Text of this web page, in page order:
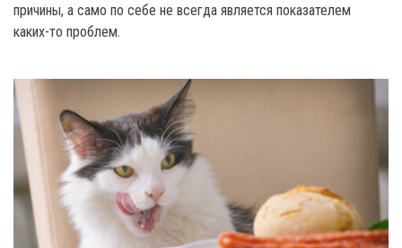
причины, а само по себе не всегда является показателем
каких-то проблем.